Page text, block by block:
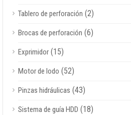
Tablero de perforación (2)
Brocas de perforación (6)
Exprimidor (15)
Motor de lodo (52)
Pinzas hidráulicas (43)
Sistema de guía HDD (18)